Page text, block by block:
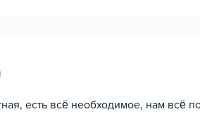
есть всё необходимое, нам всё